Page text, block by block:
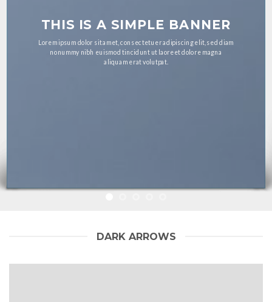
THIS IS A SIMPLE
BANNER
Lorem ipsum dolor sit amet, consectetuer adipiscing elit, sed
diam nonummy nibh euismod tincidunt ut laoreet dolore
magna aliquam erat volutpat.
DARK ARROWS